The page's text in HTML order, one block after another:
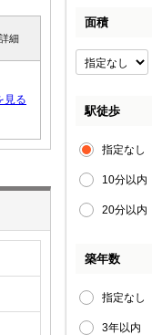
細
見る
面積
駅徒歩
指定なし
10分以内
20分以内
築年数
指定なし
3年以内